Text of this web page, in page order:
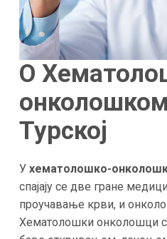
О
Турској
У хематолошко-
спајају се две гране
проучавање крви, и
Хематолошки онколошци